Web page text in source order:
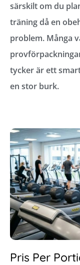
särskilt om du
träning då en
problem. Många
tycker är ett
en stor burk.
Pris Per